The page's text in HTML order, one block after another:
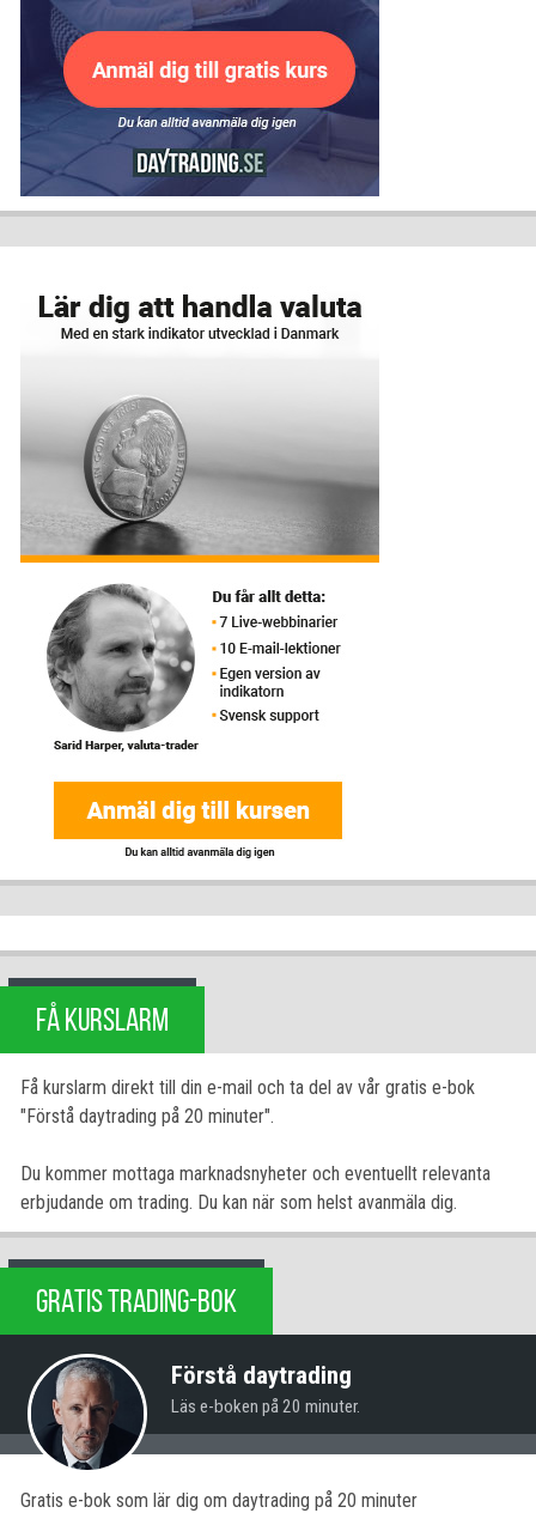
FÅ KURSLARM
Få kurslarm direkt till din e-mail och ta del av vår gratis e-bok
"Förstå daytrading på 20 minuter".
Du kommer mottaga marknadsnyheter och eventuellt relevanta
erbjudande om trading. Du kan när som helst avanmäla dig.
GRATIS TRADING-BOK
Förstå daytrading
Läs e-boken på 20 minuter.
Gratis e-bok som lär dig om daytrading på 20 minuter